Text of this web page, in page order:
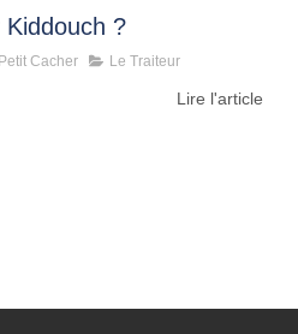
?
Cacher Le Traiteur
Lire l'article